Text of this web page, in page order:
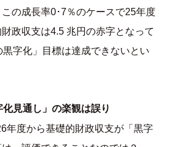
の成長率0･7％のケースで25年度
政収支は4.5 兆円の赤字となって
字化」目標は達成できないとい
見通し」の楽観は誤り
年度から基礎的財政収支が「黒字